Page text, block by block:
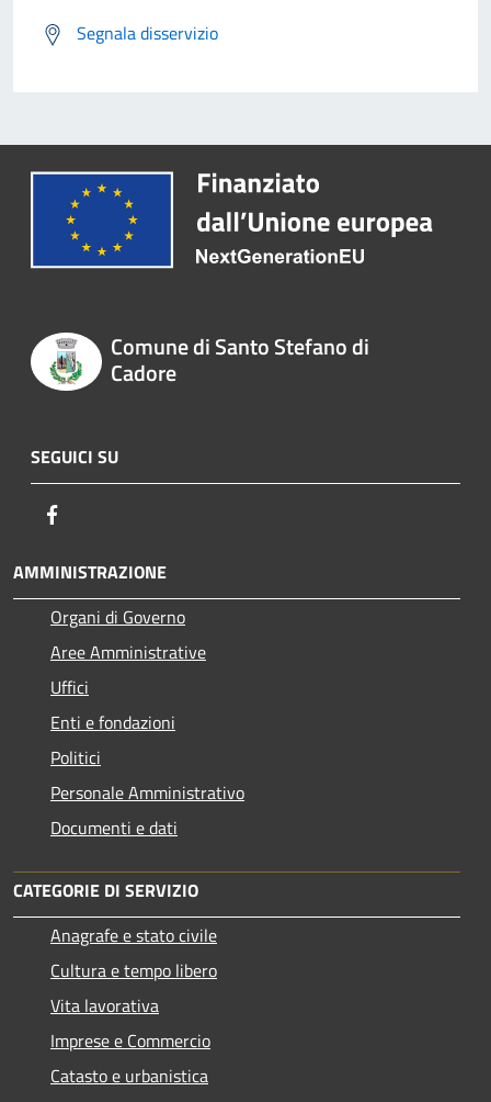
Segnala disservizio
Comune di Santo Stefano di
Cadore
SEGUICI SU
AMMINISTRAZIONE
Organi di Governo
Aree Amministrative
Uffici
Enti e fondazioni
Politici
Personale Amministrativo
Documenti e dati
CATEGORIE DI SERVIZIO
Anagrafe e stato civile
Cultura e tempo libero
Vita lavorativa
Imprese e Commercio
Catasto e urbanistica